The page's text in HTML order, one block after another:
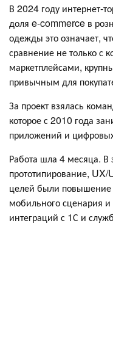
В 2024 году интернет-
доля e-commerce в
одежды это означает,
сравнение не только с
маркетплейсами,
привычным для
За проект взялась
которое с 2010 года
приложений и
Работа шла 4 месяца. В
прототипирование,
целей были повышение
мобильного сценария
интеграций с 1С и